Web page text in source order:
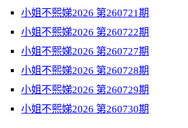
小姐不熙娣2026 第260721期
小姐不熙娣2026 第260722期
小姐不熙娣2026 第260727期
小姐不熙娣2026 第260728期
小姐不熙娣2026 第260729期
小姐不熙娣2026 第260730期